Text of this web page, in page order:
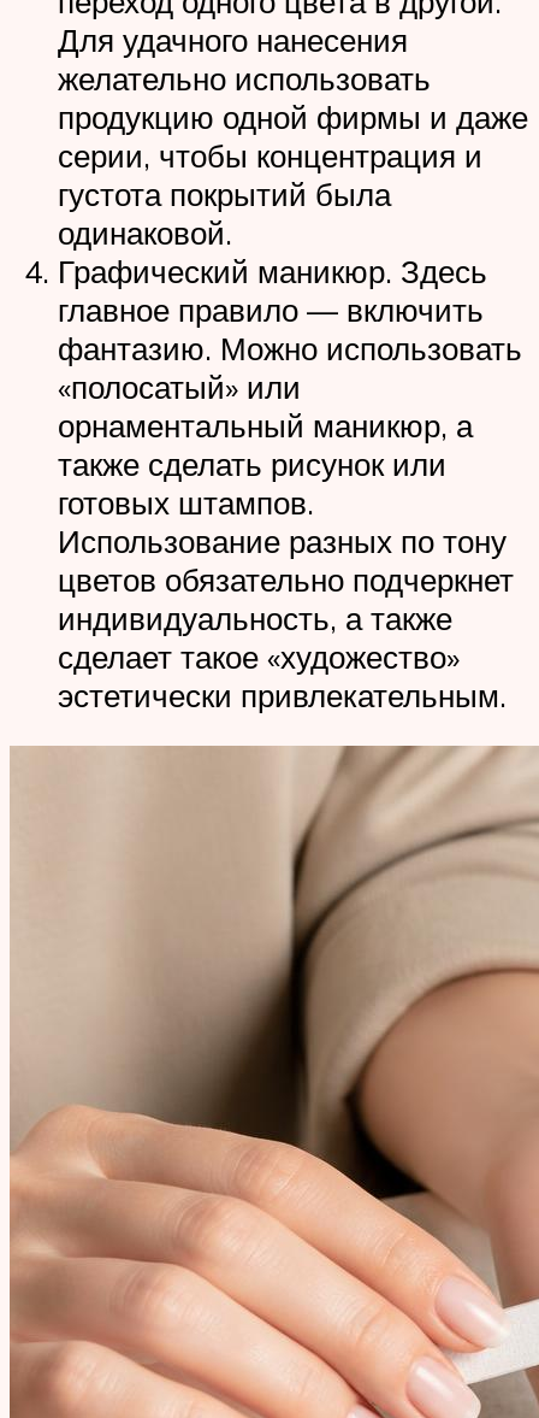
Для удачного нанесения
желательно использовать
продукцию одной фирмы и даже
серии, чтобы концентрация и
густота покрытий была
одинаковой.
Графический маникюр. Здесь
главное правило — включить
фантазию. Можно использовать
«полосатый» или
орнаментальный маникюр, а
также сделать рисунок или
готовых штампов.
Использование разных по тону
цветов обязательно подчеркнет
индивидуальность, а также
сделает такое «художество»
эстетически привлекательным.